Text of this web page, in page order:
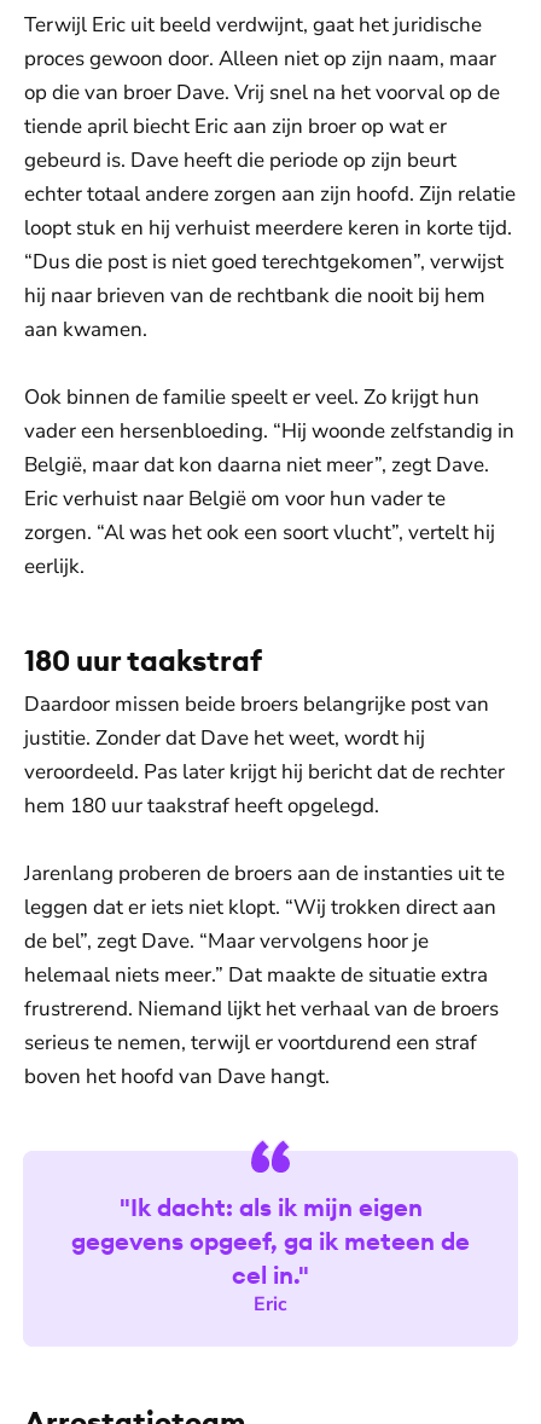
Terwijl Eric uit beeld verdwijnt, gaat het juridische
proces gewoon door. Alleen niet op zijn naam, maar
op die van broer Dave. Vrij snel na het voorval op de
tiende april biecht Eric aan zijn broer op wat er
gebeurd is. Dave heeft die periode op zijn beurt
echter totaal andere zorgen aan zijn hoofd. Zijn relatie
loopt stuk en hij verhuist meerdere keren in korte tijd.
“Dus die post is niet goed terechtgekomen”, verwijst
hij naar brieven van de rechtbank die nooit bij hem
aan kwamen.
Ook binnen de familie speelt er veel. Zo krijgt hun
vader een hersenbloeding. “Hij woonde zelfstandig in
België, maar dat kon daarna niet meer”, zegt Dave.
Eric verhuist naar België om voor hun vader te
zorgen. “Al was het ook een soort vlucht”, vertelt hij
eerlijk.
180 uur taakstraf
Daardoor missen beide broers belangrijke post van
justitie. Zonder dat Dave het weet, wordt hij
veroordeeld. Pas later krijgt hij bericht dat de rechter
hem 180 uur taakstraf heeft opgelegd.
Jarenlang proberen de broers aan de instanties uit te
leggen dat er iets niet klopt. “Wij trokken direct aan
de bel”, zegt Dave. “Maar vervolgens hoor je
helemaal niets meer.” Dat maakte de situatie extra
frustrerend. Niemand lijkt het verhaal van de broers
serieus te nemen, terwijl er voortdurend een straf
boven het hoofd van Dave hangt.
Eric
"Ik dacht: als ik mijn eigen
gegevens opgeef, ga ik meteen de
cel in."